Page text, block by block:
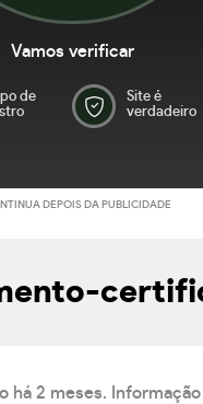
Vamos verificar
de
Site é
verdadeiro
DEPOIS DA PUBLICIDADE
2 meses.